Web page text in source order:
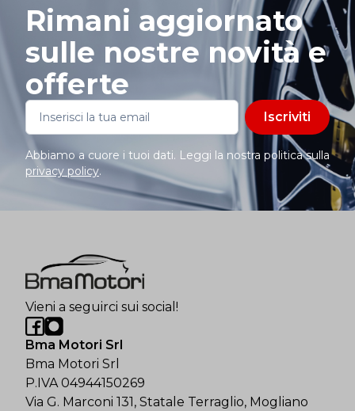
Rimani aggiornato
sulle nostre novità e
offerte
Iscriviti
Abbiamo a cuore i tuoi dati. Leggi la nostra politica sulla
privacy policy.
Vieni a seguirci sui social!
Bma Motori Srl
Bma Motori Srl
P.IVA 04944150269
Via G. Marconi 131, Statale Terraglio, Mogliano